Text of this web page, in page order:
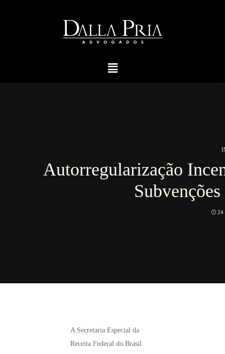
Autorregularização
24
A Secretaria Especial da
Receita Federal do Brasil